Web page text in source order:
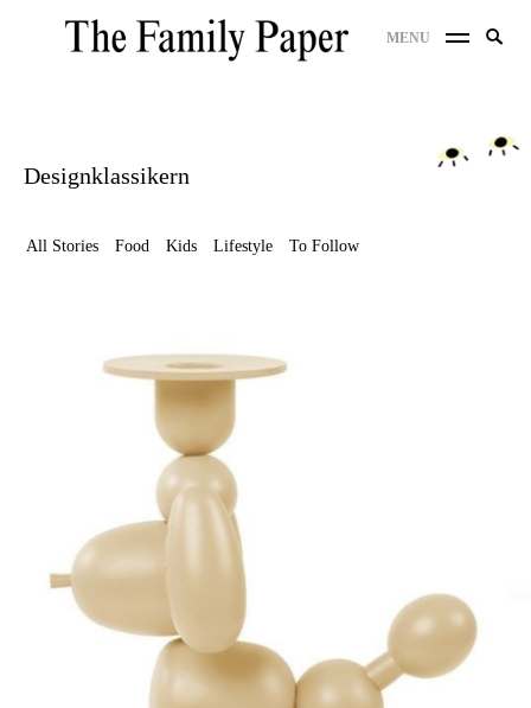
MENU
Designklassikern
All Stories Food Kids Lifestyle To Follow
Search